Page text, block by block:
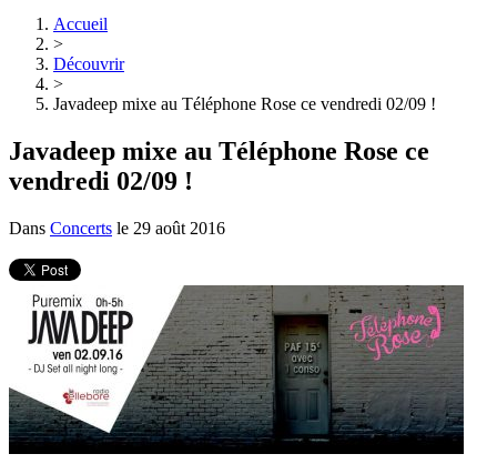
Accueil
>
Découvrir
>
Javadeep mixe au Téléphone Rose ce vendredi 02/09 !
Javadeep mixe au Téléphone Rose ce
vendredi 02/09 !
Dans Concerts le 29 août 2016